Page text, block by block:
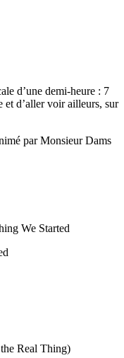
d’une demi-heure : 7
et d’aller voir ailleurs, sur
par Monsieur Dams
We Started
Real Thing)